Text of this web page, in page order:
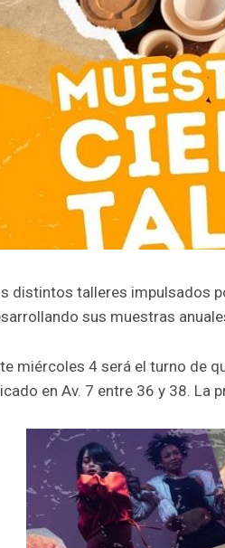
distintos talleres impulsados
sus muestras
miércoles 4 será el turno de
en Av. 7 entre 36 y 38. La